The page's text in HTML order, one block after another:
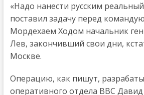
«Надо нанести русским
поставил задачу перед
Мордехаем Ходом начальник
Лев, закончивший свои дни,
Москве.
Операцию, как пишут,
оперативного отдела ВВС